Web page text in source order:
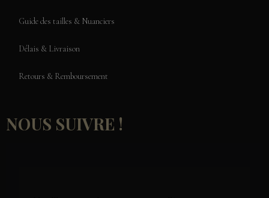
Guide des tailles & Nuanciers
Délais & Livraison
Retours & Remboursement
NOUS SUIVRE !